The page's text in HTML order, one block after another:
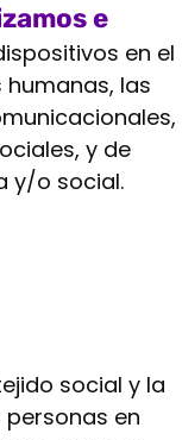
e
en el
las
y de
y/o social.
social y la
en